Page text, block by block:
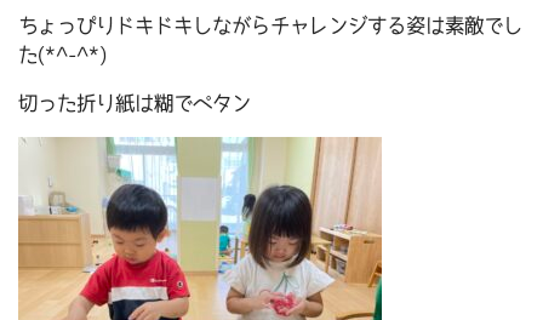
ちょっぴりドキドキしながらチャレンジする姿は素敵でし
た(*^-^*)
切った折り紙は糊でペタン